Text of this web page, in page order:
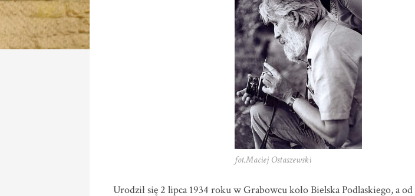
fot.Maciej Ostaszewski
Urodził się 2 lipca 1934 roku w Grabowcu koło Bielska Podlaskiego, a od